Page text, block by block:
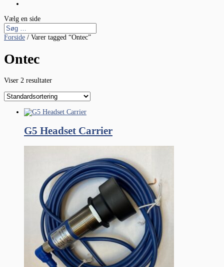
Vælg en side
Forside / Varer tagged “Ontec”
Ontec
Viser 2 resultater
G5 Headset Carrier